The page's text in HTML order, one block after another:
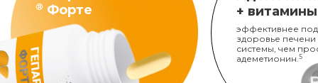
® Форте
+
эффективнее
здоровье печени
системы, чем
адеметионин. 5